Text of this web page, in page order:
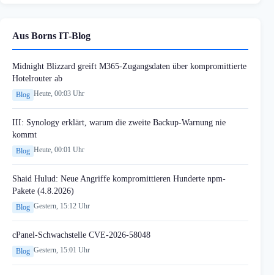
Aus Borns IT-Blog
Midnight Blizzard greift M365-Zugangsdaten über kompromittierte
Hotelrouter ab
Blog Heute, 00:03 Uhr
III: Synology erklärt, warum die zweite Backup-Warnung nie
kommt
Blog Heute, 00:01 Uhr
Shaid Hulud: Neue Angriffe kompromittieren Hunderte npm-
Pakete (4.8.2026)
Blog Gestern, 15:12 Uhr
cPanel-Schwachstelle CVE-2026-58048
Blog Gestern, 15:01 Uhr